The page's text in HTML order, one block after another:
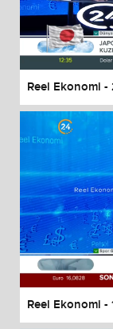
Reel Ekonomi
Reel Ekonomi -